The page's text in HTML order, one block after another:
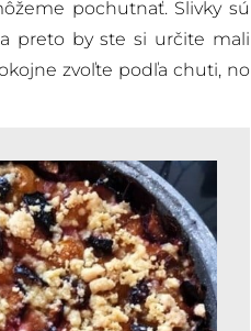
pochutnať. Slivky sú
preto by ste si určite mali
zvoľte podľa chuti, no